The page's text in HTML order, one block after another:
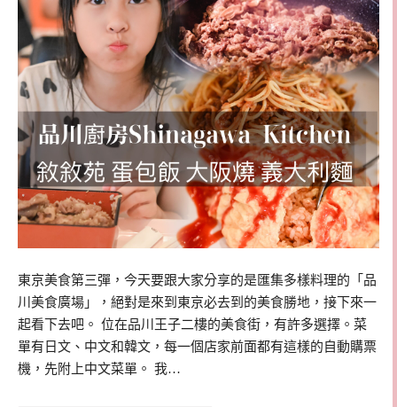
東京美食第三彈，今天要跟大家分享的是匯集多樣料理的「品
川美食廣場」，絕對是來到東京必去到的美食勝地，接下來一
起看下去吧。 位在品川王子二樓的美食街，有許多選擇。菜
單有日文、中文和韓文，每一個店家前面都有這樣的自動購票
機，先附上中文菜單。 我…